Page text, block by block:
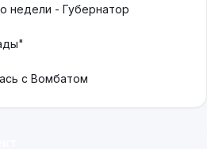
недели - Губернатор
с Вомбатом